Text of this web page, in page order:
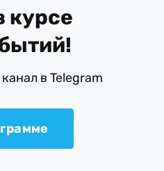
курсе
в Telegram